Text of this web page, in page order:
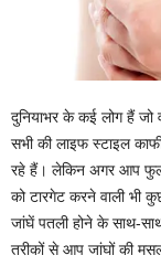
दुनियाभर के कई लोग हैं
सभी की लाइफ स्टाइल
रहे हैं। लेकिन अगर आप फुल
को टारगेट करने वाली
जांघें पतली होने के साथ-
तरीकों से आप जांघों की